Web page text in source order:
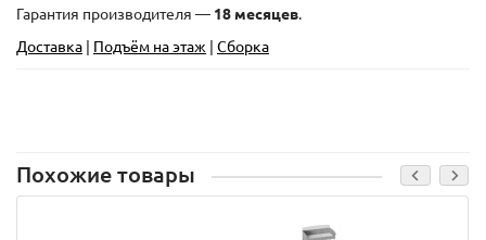
Гарантия производителя — 18 месяцев.
Доставка
Подъём на этаж Сборка
Похожие товары